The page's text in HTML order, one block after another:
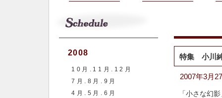
2008
10月.11月.12月
7月.8月.9月
4月.5月.6月
特集 小川
2007年3月
「小さな幻